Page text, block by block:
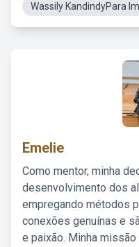
Wassily KandindyPara
Emelie
Como mentor, minha
desenvolvimento dos
empregando métodos
conexões genuínas e
e paixão. Minha